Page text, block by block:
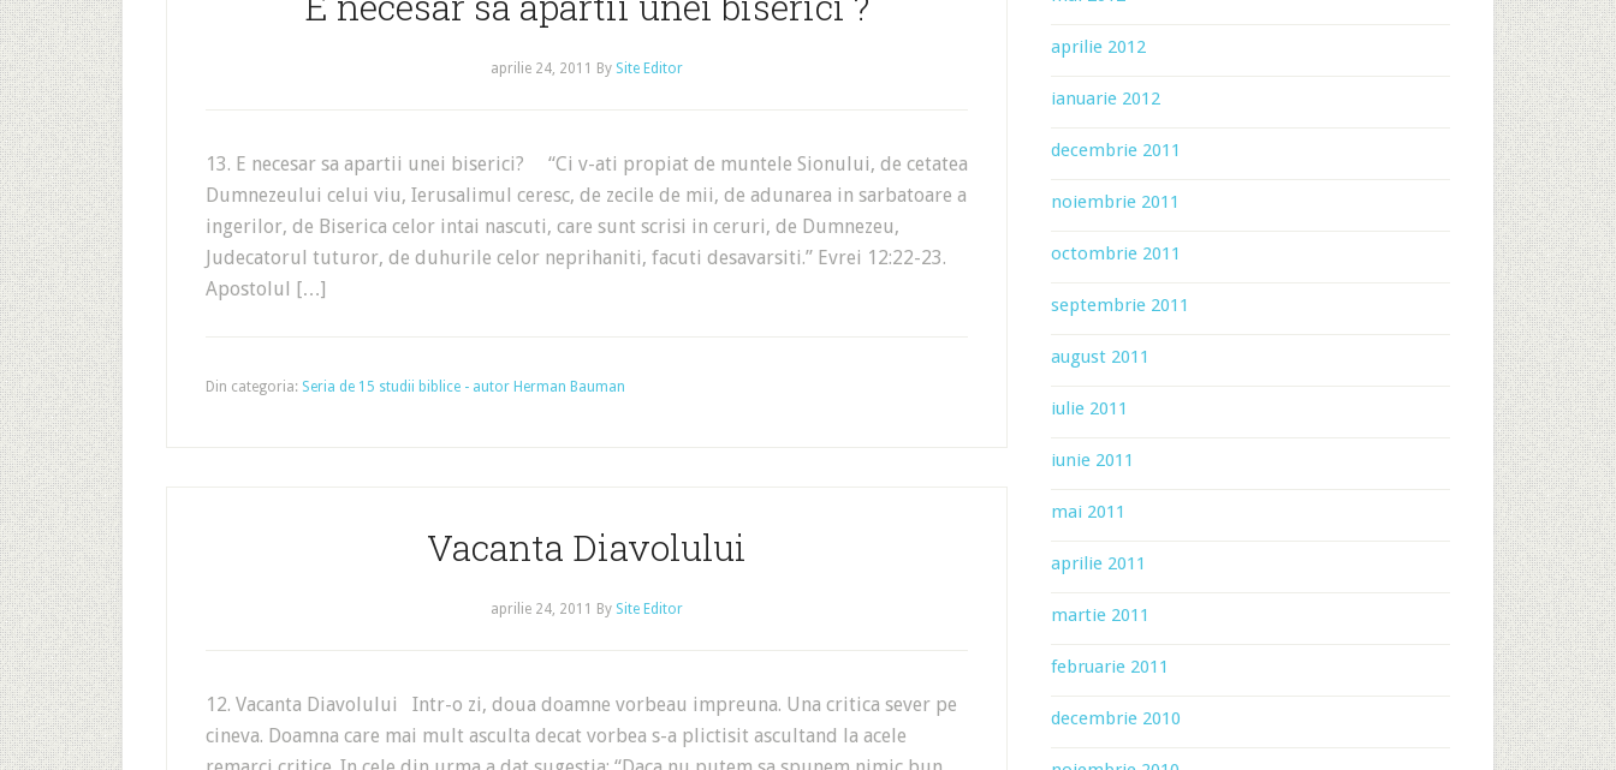
aprilie 24, 2011 By Site Editor
13. E necesar sa apartii unei biserici? “Ci v-ati propiat de muntele Sionului, de cetatea
Dumnezeului celui viu, Ierusalimul ceresc, de zecile de mii, de adunarea in sarbatoare a
ingerilor, de Biserica celor intai nascuti, care sunt scrisi in ceruri, de Dumnezeu,
Judecatorul tuturor, de duhurile celor neprihaniti, facuti desavarsiti.” Evrei 12:22-23.
Apostolul […]
Din categoria: Seria de 15 studii biblice - autor Herman Bauman
Vacanta Diavolului
aprilie 24, 2011 By Site Editor
12. Vacanta Diavolului Intr-o zi, doua doamne vorbeau impreuna. Una critica sever pe
cineva. Doamna care mai mult asculta decat vorbea s-a plictisit ascultand la acele
aprilie 2012
ianuarie 2012
decembrie 2011
noiembrie 2011
octombrie 2011
septembrie 2011
august 2011
iulie 2011
iunie 2011
mai 2011
aprilie 2011
martie 2011
februarie 2011
decembrie 2010